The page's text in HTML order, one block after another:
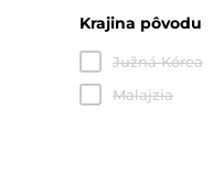
Krajina pôvodu
Južná Kórea
Malajzia